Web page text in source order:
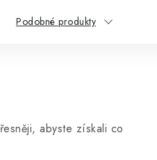
Podobné produkty
abyste získali co